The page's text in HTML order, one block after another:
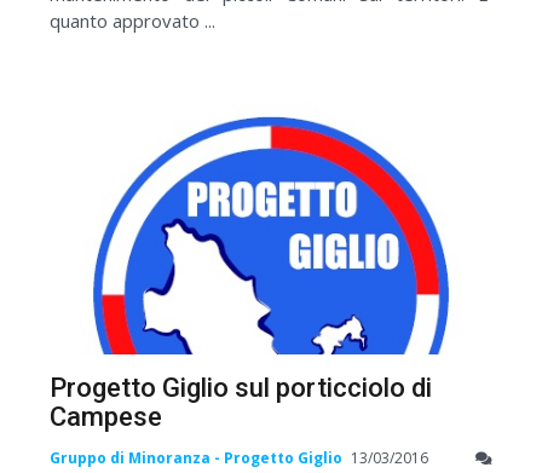
quanto approvato ...
Progetto Giglio sul porticciolo di
Campese
Gruppo di Minoranza - Progetto Giglio 13/03/2016